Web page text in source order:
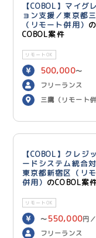
【COBOL】マイグ
ョン支援／東京都
（リモート併用） の
COBOL案件
リモートOK
500,000〜
600,000 円／月
フリーランス
三鷹（リモート併
【COBOL】クレジ
ードシステム統合
東京都新宿区（リ
併用） のCOBOL案
リモートOK
〜 550,000円
フリーランス